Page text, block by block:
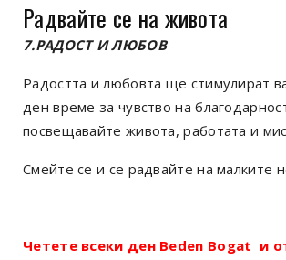
Радвайте се на живота
7.РАДОСТ И ЛЮБОВ
Радостта и любовта ще стимулират
ден време за чувство на
посвещавайте живота, работата и
Смейте се и се радвайте на малките
Четете всеки ден Beden Bogat и